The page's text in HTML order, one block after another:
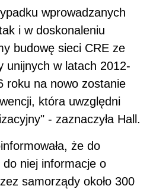
wprowadzanych
i w doskonaleniu
budowę sieci CRE ze
unijnych w latach 2012-
roku na nowo zostanie
która uwzględni
- zaznaczyła Hall.
że do
do niej informacje o
samorządy około 300